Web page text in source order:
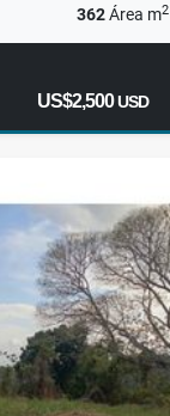
362Área m2
US$2,500USD